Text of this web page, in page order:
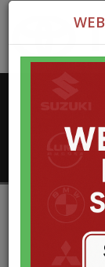
Executive